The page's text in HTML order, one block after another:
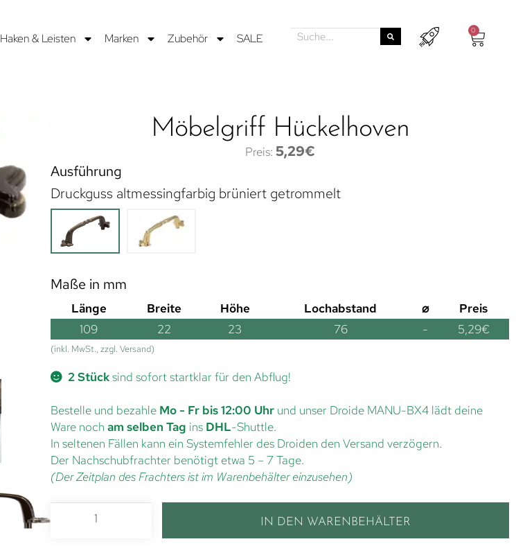
Haken & Leisten Marken Zubehör SALE
0
Möbelgriff Hückelhoven
5,29€
Ausführung
Druckguss altmessingfarbig brüniert getrommelt
Maße in mm
Länge Breite Höhe Lochabstand ⌀
Preis
109
22 23 76 - 5,29€
(inkl. MwSt., zzgl. Versand)
2 Stücksind sofort startklar für den Abflug!
Bestelle und bezahle Mo - Fr bis 12:00 Uhr und unser Droide MANU-BX4 lädt deine
Ware noch am selben Tag ins DHL-Shuttle.
In seltenen Fällen kann ein Systemfehler des Droiden den Versand verzögern.
Der Nachschubfrachter benötigt etwa 5 – 7 Tage.
(Der Zeitplan des Frachters ist im Warenbehälter einzusehen)
IN DEN WARENBEHÄLTER